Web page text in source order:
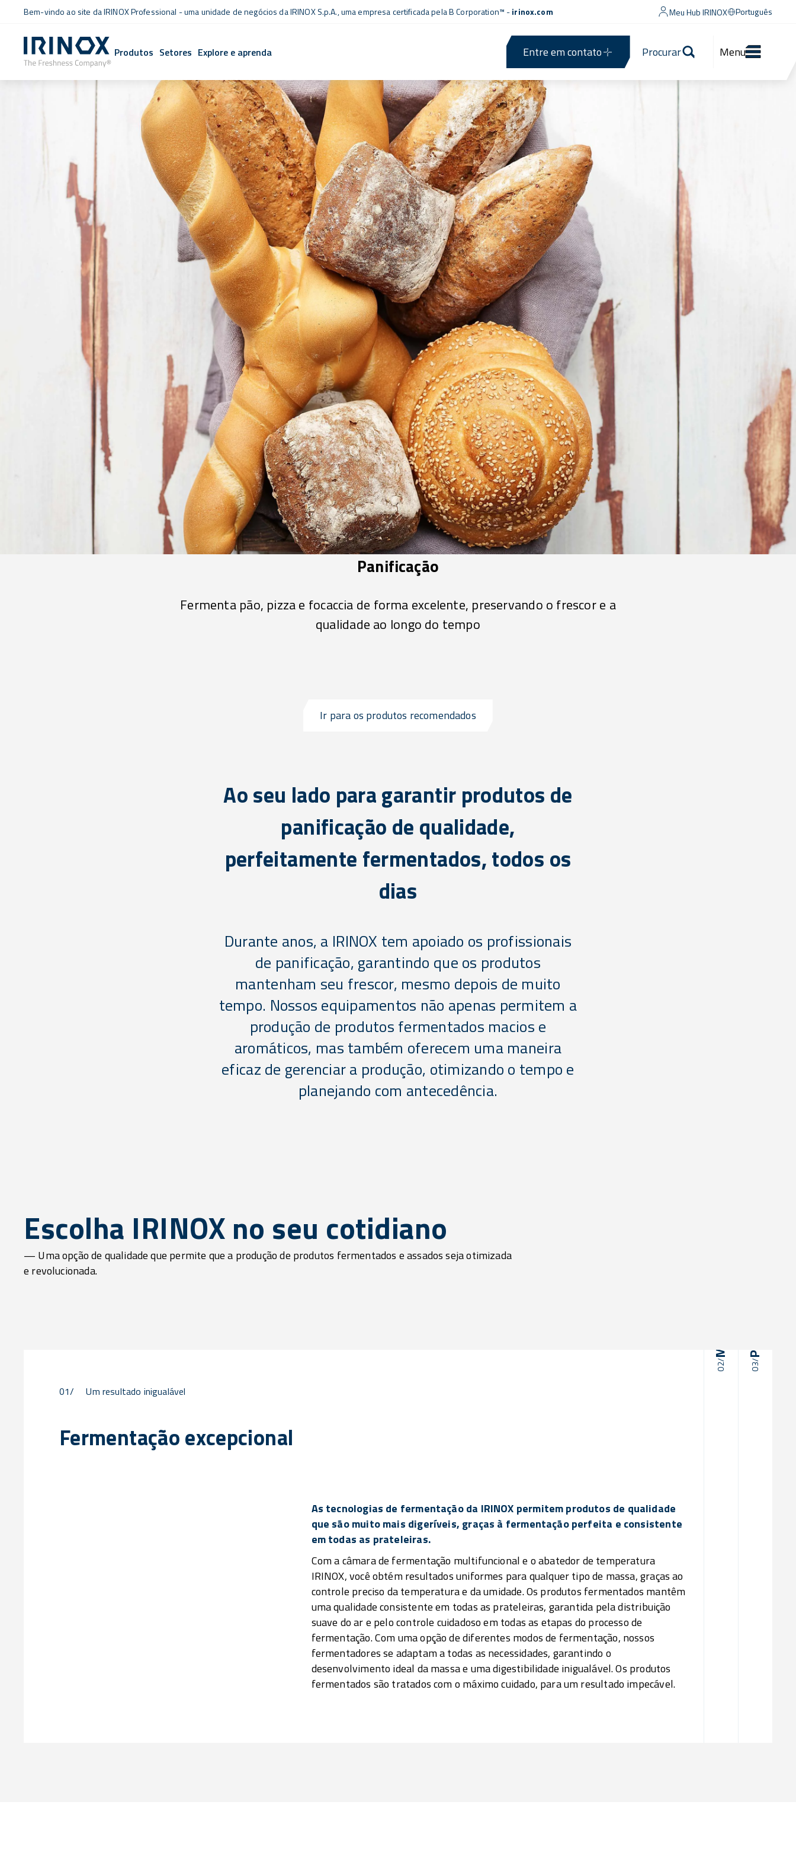
Bem-vindo ao site da IRINOX Professional - uma unidade de negócios da IRINOX S.p.A., uma empresacertificada pela B Corporation™ -irinox.com Meu Hub IRINOX Português
Produtos Setores Explore e aprenda Entre em contato Procurar Menu
Panificação
Fermenta pão, pizza e focaccia de forma excelente, preservando o frescor e a
qualidade ao longo do tempo
Ir para os produtos recomendados
Ao seu lado para garantir produtos de
panificação de qualidade,
perfeitamente fermentados, todos os
dias
Durante anos, a IRINOX tem apoiado os profissionais
de panificação, garantindo que os produtos
mantenham seu frescor, mesmo depois de muito
tempo. Nossos equipamentos não apenas permitem a
produção de produtos fermentados macios e
aromáticos, mas também oferecem uma maneira
eficaz de gerenciar a produção, otimizando o tempo e
planejando com antecedência.
Escolha IRINOX no seu cotidiano
— Uma opção de qualidade que permite que a produção de produtos fermentados e assados seja otimizada
e revolucionada.
01/ Um resultado inigualável
Fermentação excepcional
As tecnologias de fermentação da IRINOX permitem produtos de qualidade
que são muito mais digeríveis, graças à fermentação perfeita e consistente
em todas as prateleiras.
Com a câmara de fermentação multifuncional e o abatedor de temperatura
IRINOX, você obtém resultados uniformes para qualquer tipo de massa, graças ao
controle preciso da temperatura e da umidade. Os produtos fermentados mantêm
uma qualidade consistente em todas as prateleiras, garantida pela distribuição
suave do ar e pelo controle cuidadoso em todas as etapas do processo de
fermentação. Com uma opção de diferentes modos de fermentação, nossos
fermentadores se adaptam a todas as necessidades, garantindo o
desenvolvimento ideal da massa e uma digestibilidade inigualável. Os produtos
fermentados são tratados com o máximo cuidado, para um resultado impecável.
02/ 03/